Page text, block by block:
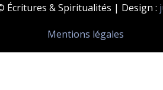
Écritures & Spiritualités | Design :
Mentions légales